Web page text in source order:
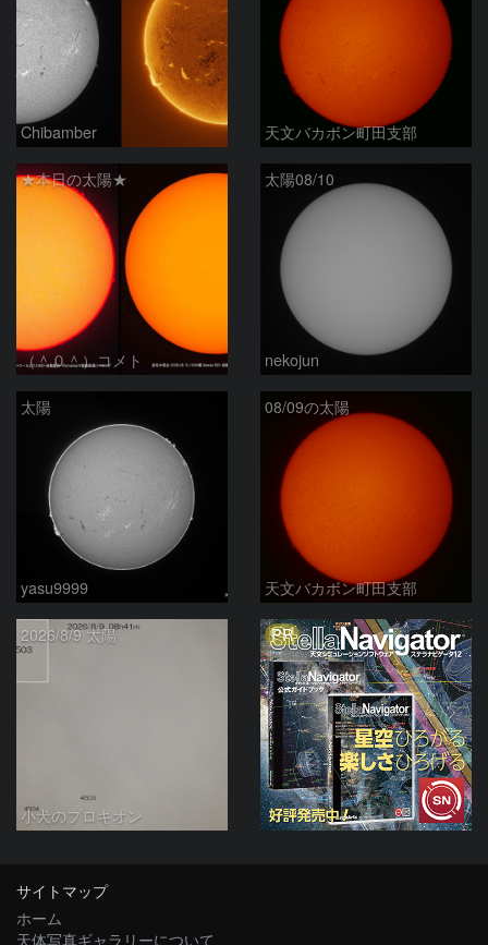
Chibamber 天文バカボン町田支部
★本日の太陽★
（＾０＾）コメト
太陽08/10
nekojun
太陽
yasu9999
08/09の太陽
天文バカボン町田支部
2026/8/9 太陽
小犬のプロキオン
PR
サイトマップ
ホーム
天体写真ギャラリーについて